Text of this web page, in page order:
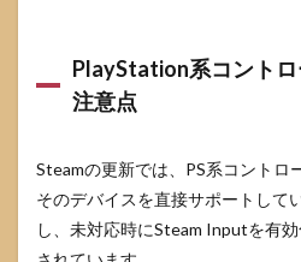
PlayStation系コント
注意点
Steamの更新では、PS系コントロ
そのデバイスを直接サポートして
し、未対応時にSteam Inputを有